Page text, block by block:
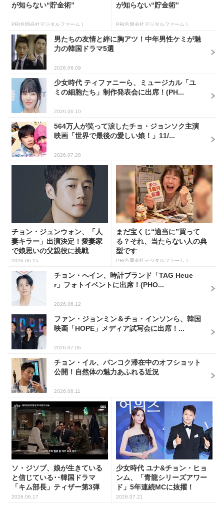
が知らない“貯金術”
PR(合同会社デジタルファーム )
が知らない“貯金術”
PR(合同会社デジタルファーム )
男たちの友情と絆に胸アツ！中年男性ケミが魅
力の韓国ドラマ5選
2026.06.09
少女時代 ティファニーら、ミュージカル「ユ
ミの細胞たち」制作発表会に出席！(PH...
2026.06.10
564万人が笑って涙したチョ・ジョンソク主演
映画「世界で最後の愛しい娘！」11/...
2026.07.28
チョン・ジュンウォン、「人
妻キラー」出演決定！愛妻家
で娘思いの父親役に挑戦
2026.06.15
まだ宝くじ“適当に”買って
る？それ、当たらない人の典
型です
PR(合同会社デジタルファーム )
チョン・へイン、時計ブランド「TAG Heue
r」フォトイベントに出席！(PHO...
2026.06.12
ファン・ジョンミン＆チョ・インソンら、韓国
映画「HOPE」メディア試写会に出席！...
2026.07.06
チョン・イル、バンコク滞在中のオフショット
公開！自然体の魅力あふれる近況
2026.06.11
ソ・ジソブ、娘が生きている
と信じている･･韓国ドラマ
「キム部長」ティザー第3弾
公...
2026.06.17
少女時代 ユナ&チョン・ヒョ
ンム、「青龍シリーズアワー
ド」5年連続MCに抜擢！
2026.07.21